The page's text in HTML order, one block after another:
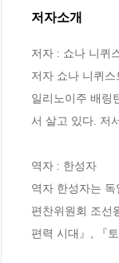
저자소개
저자 : 쇼나 니퀴
저자 쇼나 니퀴
일리노이주 배링
서 살고 있다. 저
역자 : 한성자
역자 한성자는
편찬위원회 조선
편력 시대』, 『